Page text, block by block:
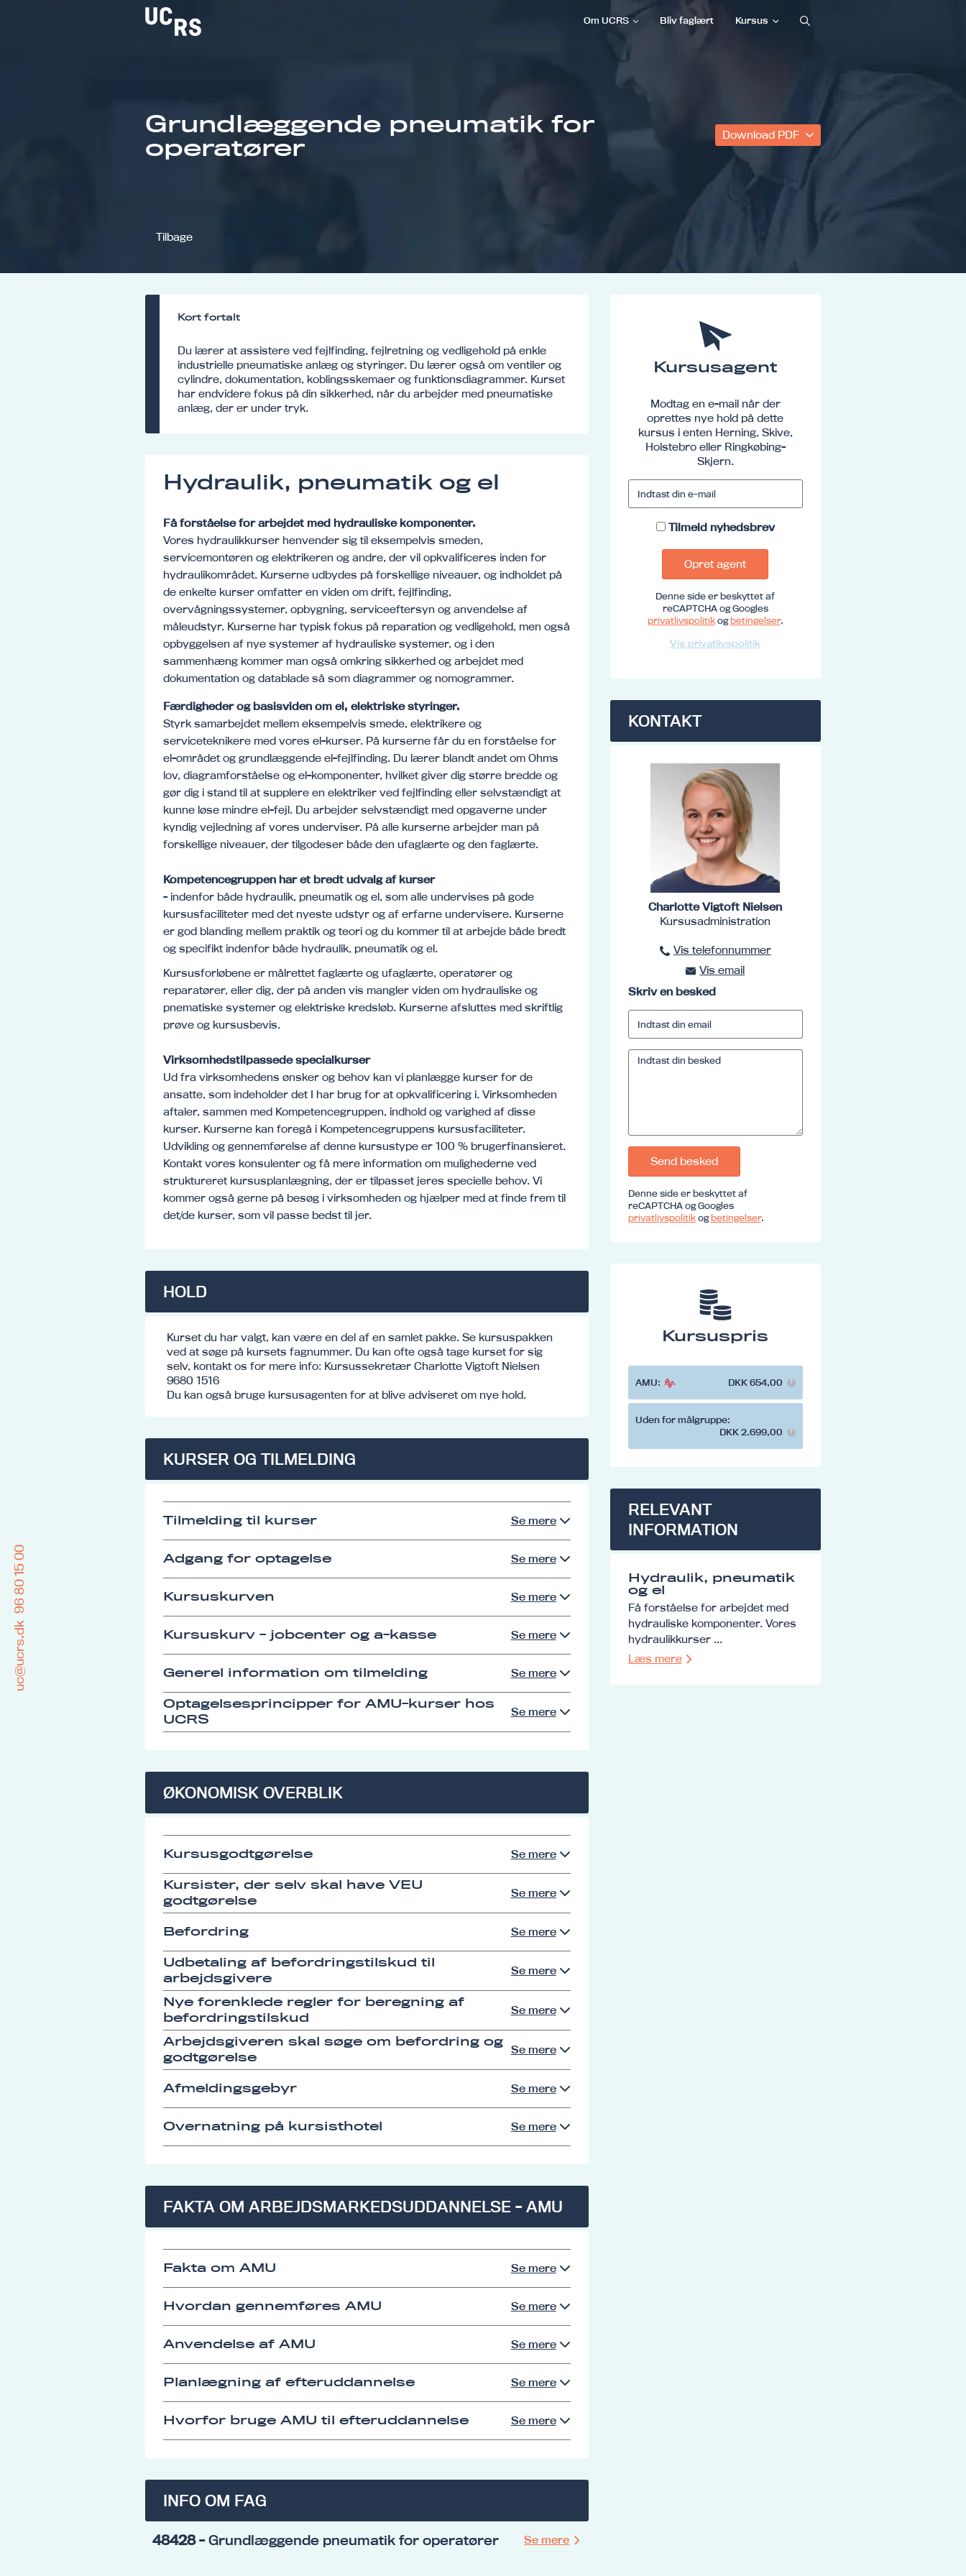
Om UCRS Bliv faglært Kursus
Grundlæggende pneumatik for
operatører
Download PDF
Tilbage
Kort fortalt
Du lærer at assistere ved fejlfinding, fejlretning og vedligehold på enkle
industrielle pneumatiske anlæg og styringer. Du lærer også om ventiler og
cylindre, dokumentation, koblingsskemaer og funktionsdiagrammer. Kurset
har endvidere fokus på din sikkerhed, når du arbejder med pneumatiske
anlæg, der er under tryk.
Hydraulik, pneumatik og el
Få forståelse for arbejdet med hydrauliske komponenter.
Vores hydraulikkurser henvender sig til eksempelvis smeden,
servicemontøren og elektrikeren og andre, der vil opkvalificeres inden for
hydraulikområdet. Kurserne udbydes på forskellige niveauer, og indholdet på
de enkelte kurser omfatter en viden om drift, fejlfinding,
overvågningssystemer, opbygning, serviceeftersyn og anvendelse af
måleudstyr. Kurserne har typisk fokus på reparation og vedligehold, men også
opbyggelsen af nye systemer af hydrauliske systemer, og i den
sammenhæng kommer man også omkring sikkerhed og arbejdet med
dokumentation og datablade så som diagrammer og nomogrammer.
Færdigheder og basisviden om el, elektriske styringer.
Styrk samarbejdet mellem eksempelvis smede, elektrikere og
serviceteknikere med vores el-kurser. På kurserne får du en forståelse for
el-området og grundlæggende el-fejlfinding. Du lærer blandt andet om Ohms
lov, diagramforståelse og el-komponenter, hvilket giver dig større bredde og
gør dig i stand til at supplere en elektriker ved fejlfinding eller selvstændigt at
kunne løse mindre el-fejl. Du arbejder selvstændigt med opgaverne under
kyndig vejledning af vores underviser. På alle kurserne arbejder man på
forskellige niveauer, der tilgodeser både den ufaglærte og den faglærte.
Kompetencegruppen har et bredt udvalg af kurser
- indenfor både hydraulik, pneumatik og el, som alle undervises på gode
kursusfaciliteter med det nyeste udstyr og af erfarne undervisere. Kurserne
er god blanding mellem praktik og teori og du kommer til at arbejde både bredt
og specifikt indenfor både hydraulik, pneumatik og el.
Kursusforløbene er målrettet faglærte og ufaglærte, operatører og
reparatører, eller dig, der på anden vis mangler viden om hydrauliske og
pnematiske systemer og elektriske kredsløb. Kurserne afsluttes med skriftlig
prøve og kursusbevis.
Virksomhedstilpassede specialkurser
Ud fra virksomhedens ønsker og behov kan vi planlægge kurser for de
ansatte, som indeholder det I har brug for at opkvalificering i. Virksomheden
aftaler, sammen med Kompetencegruppen, indhold og varighed af disse
kurser. Kurserne kan foregå i Kompetencegruppens kursusfaciliteter.
Udvikling og gennemførelse af denne kursustype er 100 % brugerfinansieret.
Kontakt vores konsulenter og få mere information om mulighederne ved
struktureret kursusplanlægning, der er tilpasset jeres specielle behov. Vi
kommer også gerne på besøg i virksomheden og hjælper med at finde frem til
det/de kurser, som vil passe bedst til jer.
HOLD
Kurset du har valgt, kan være en del af en samlet pakke. Se kursuspakken
ved at søge på kursets fagnummer. Du kan ofte også tage kurset for sig
selv, kontakt os for mere info: Kursussekretær Charlotte Vigtoft Nielsen
9680 1516
Du kan også bruge kursusagenten for at blive adviseret om nye hold.
KURSER OG TILMELDING
Tilmelding til kurser Se mere
Adgang for optagelse Se mere
Kursuskurven Se mere
Kursuskurv - jobcenter og a-kasse Se mere
Generel information om tilmelding Se mere
Optagelsesprincipper for AMU-kurser hos
UCRS
Se mere
ØKONOMISK OVERBLIK
Kursusgodtgørelse Se mere
Kursister, der selv skal have VEU
godtgørelse
Se mere
Befordring Se mere
Udbetaling af befordringstilskud til
arbejdsgivere
Se mere
Nye forenklede regler for beregning af
befordringstilskud
Se mere
Arbejdsgiveren skal søge om befordring og
godtgørelse
Se mere
Afmeldingsgebyr Se mere
Overnatning på kursisthotel Se mere
FAKTA OM ARBEJDSMARKEDSUDDANNELSE - AMU
Fakta om AMU Se mere
Hvordan gennemføres AMU Se mere
Anvendelse af AMU Se mere
Planlægning af efteruddannelse Se mere
Hvorfor bruge AMU til efteruddannelse Se mere
INFO OM FAG
48428- Grundlæggende pneumatik for operatører Se mere
Kursusagent
Modtag en e-mail når der
oprettes nye hold på dette
kursus i enten Herning, Skive,
Holstebro eller Ringkøbing-
Skjern.
Tilmeld nyhedsbrev
Opret agent
Denne side er beskyttet af
reCAPTCHA og Googles
privatlivspolitikogbetingelser.
Vis privatlivspolitik
KONTAKT
Charlotte Vigtoft Nielsen
Kursusadministration
Vis telefonnummer
96801516
Vis emailkursus@ucrs.dk
Skriv en besked
Send besked
Denne side er beskyttet af
reCAPTCHA og Googles
privatlivspolitikogbetingelser.
Kursuspris
AMU: DKK 654,00
Uden for målgruppe:
DKK 2.699,00
RELEVANT
INFORMATION
Hydraulik, pneumatik
og el
Få forståelse for arbejdet med
hydrauliske komponenter. Vores
hydraulikkurser ...
Læs mere
uc@ucrs.dk
96 80 15 00